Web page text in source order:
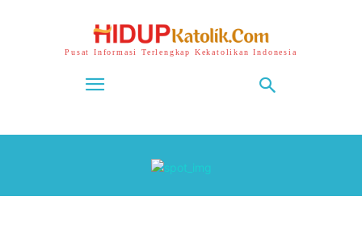
Pusat Informasi Terlengkap Kekatolikan Indonesia